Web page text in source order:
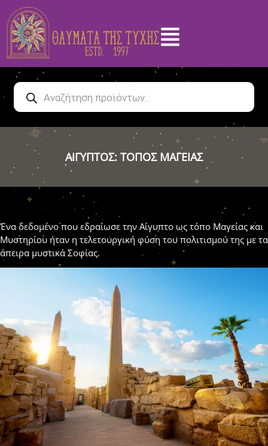
ΑΙΓΥΠΤΟΣ: ΤΟΠΟΣ ΜΑΓΕΙΑΣ
Ένα δεδομένο που εδραίωσε την Αίγυπτο ως τόπο Μαγείας και
Μυστηρίου ήταν η τελετουργική φύση του πολιτισμού της με τα
άπειρα μυστικά Σοφίας.